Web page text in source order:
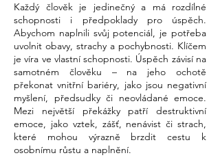
Každý člověk je jedinečný a má rozdílné
schopnosti i předpoklady pro úspěch.
Abychom naplnili svůj potenciál, je potřeba
uvolnit obavy, strachy a pochybnosti. Klíčem
je víra ve vlastní schopnosti. Úspěch závisí na
samotném člověku – na jeho ochotě
překonat vnitřní bariéry, jako jsou negativní
myšlení, předsudky či neovládané emoce.
Mezi největší překážky patří destruktivní
emoce, jako vztek, zášť, nenávist či strach,
které mohou výrazně brzdit cestu k
osobnímu růstu a naplnění.